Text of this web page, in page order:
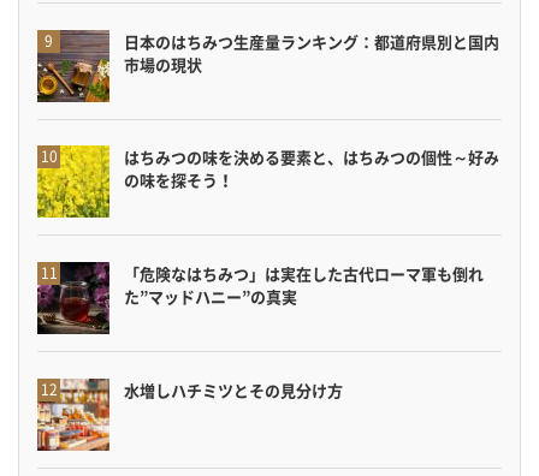
日本のはちみつ生産量ランキング：都道府県別と国内
市場の現状
はちみつの味を決める要素と、はちみつの個性～好み
の味を探そう！
「危険なはちみつ」は実在した古代ローマ軍も倒れ
た”マッドハニー”の真実
水増しハチミツとその見分け方